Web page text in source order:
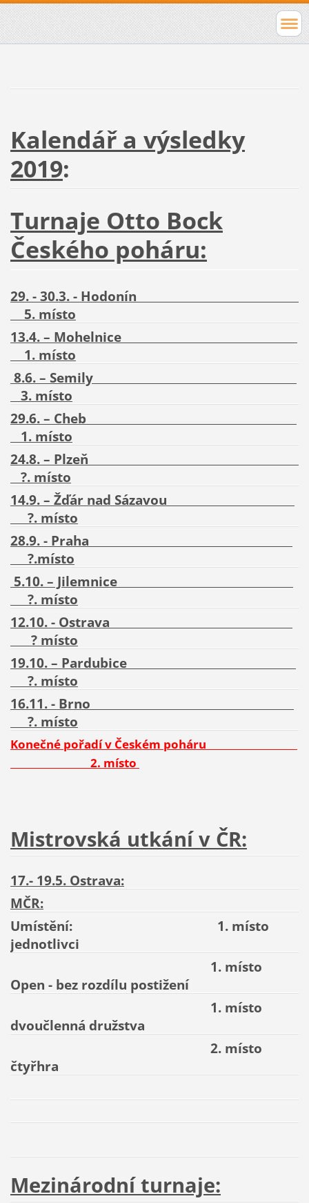
Kalendář a výsledky
2019:
Turnaje Otto Bock
Českého poháru:
29. - 30.3. - Hodonín
5. místo
13.4. – Mohelnice
1. místo
8.6. – Semily
3. místo
29.6. – Cheb
1.místo
24.8. – Plzeň
?. místo
14.9. – Žďár nad Sázavou
?. místo
28.9. - Praha
?.místo
5.10. – Jilemnice
?. místo
12.10. - Ostrava
?místo
19.10. – Pardubice
?. místo
16.11. - Brno
?. místo
Konečné pořadí v Českém poháru
2. místo
Mistrovská utkání v ČR:
17.- 19.5. Ostrava:
MČR:
Umístění: 1. místo
jednotlivci
1. místo
Open - bez rozdílu postižení
1. místo
dvoučlenná družstva
2. místo
čtyřhra
Mezinárodní turnaje: